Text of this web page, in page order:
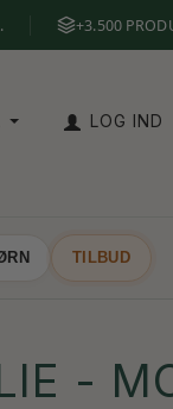
+3.500
LOG IND
TILBUD
-